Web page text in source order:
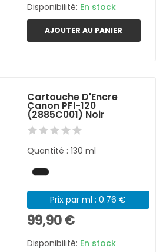
Disponibilité: En stock
AJOUTER AU PANIER
Cartouche D'Encre
Canon PFI-120
(2885C001) Noir
Quantité : 130 ml
Prix par ml : 0.76 €
99,90 €
Disponibilité: En stock